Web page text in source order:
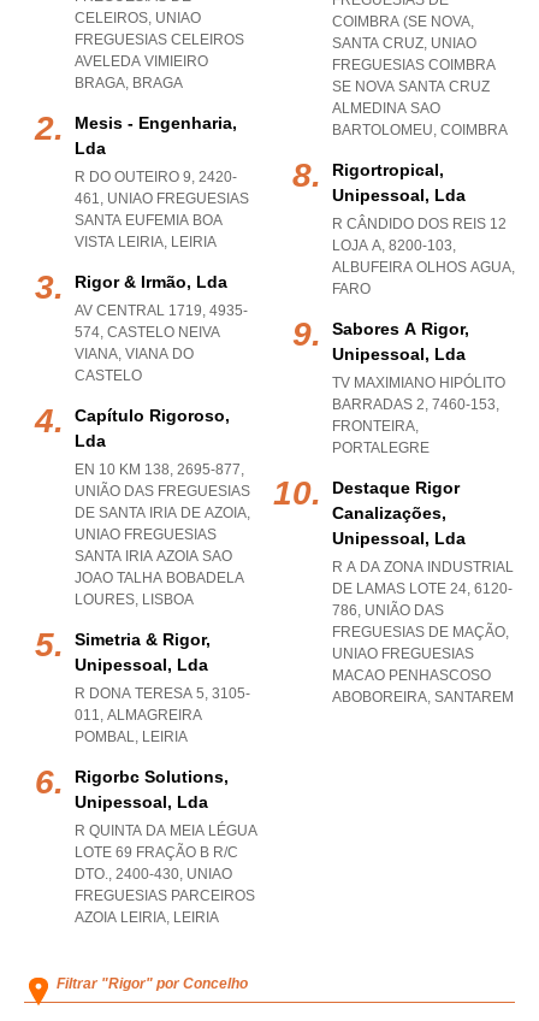
CELEIROS, UNIAO
FREGUESIAS CELEIROS
AVELEDA VIMIEIRO
BRAGA, BRAGA
Mesis - Engenharia,
Lda
R DO OUTEIRO 9, 2420-
461, UNIAO FREGUESIAS
SANTA EUFEMIA BOA
VISTA LEIRIA, LEIRIA
Rigor & Irmão, Lda
AV CENTRAL 1719, 4935-
574, CASTELO NEIVA
VIANA, VIANA DO
CASTELO
Capítulo Rigoroso,
Lda
EN 10 KM 138, 2695-877,
UNIÃO DAS FREGUESIAS
DE SANTA IRIA DE AZOIA,
UNIAO FREGUESIAS
SANTA IRIA AZOIA SAO
JOAO TALHA BOBADELA
LOURES, LISBOA
Simetria & Rigor,
Unipessoal, Lda
R DONA TERESA 5, 3105-
011, ALMAGREIRA
POMBAL, LEIRIA
Rigorbc Solutions,
Unipessoal, Lda
R QUINTA DA MEIA LÉGUA
LOTE 69 FRAÇÃO B R/C
DTO., 2400-430, UNIAO
FREGUESIAS PARCEIROS
AZOIA LEIRIA, LEIRIA
COIMBRA (SE NOVA,
SANTA CRUZ, UNIAO
FREGUESIAS COIMBRA
SE NOVA SANTA CRUZ
ALMEDINA SAO
BARTOLOMEU, COIMBRA
Rigortropical,
Unipessoal, Lda
R CÂNDIDO DOS REIS 12
LOJA A, 8200-103,
ALBUFEIRA OLHOS AGUA,
FARO
Sabores A Rigor,
Unipessoal, Lda
TV MAXIMIANO HIPÓLITO
BARRADAS 2, 7460-153,
FRONTEIRA,
PORTALEGRE
Destaque Rigor
Canalizações,
Unipessoal, Lda
R A DA ZONA INDUSTRIAL
DE LAMAS LOTE 24, 6120-
786, UNIÃO DAS
FREGUESIAS DE MAÇÃO,
UNIAO FREGUESIAS
MACAO PENHASCOSO
ABOBOREIRA, SANTAREM
Filtrar "Rigor" por Concelho